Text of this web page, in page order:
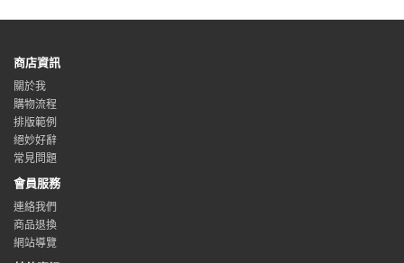
商店資訊
關於我
購物流程
排版範例
絕妙好辭
常見問題
會員服務
連絡我們
商品退換
網站導覽